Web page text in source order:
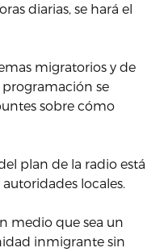
diarias, se hará el
migratorios y de
se
sobre cómo
plan de la radio está
locales.
medio que sea un
inmigrante sin